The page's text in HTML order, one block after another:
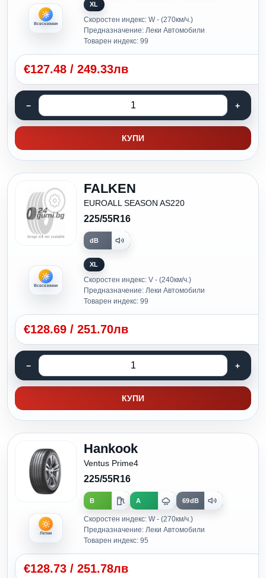
Всесезонни
XL
Скоростен индекс: W - (270км/ч.)
Предназначение: Леки Автомобили
Товарен индекс: 99
€127.48 / 249.33лв
КУПИ
Всесезонни
FALKEN
EUROALL SEASON AS220
225/55R16
dB
XL
Скоростен индекс: V - (240км/ч.)
Предназначение: Леки Автомобили
Товарен индекс: 99
€128.69 / 251.70лв
КУПИ
Летни
Hankook
Ventus Prime4
225/55R16
B A 69dB
Скоростен индекс: W - (270км/ч.)
Предназначение: Леки Автомобили
Товарен индекс: 95
€128.73 / 251.78лв